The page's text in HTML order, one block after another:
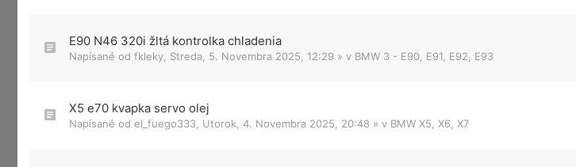
E90 N46 320i žltá kontrolka chladenia
Napísané od fkleky Streda, 5. Novembra 2025, 12:29 » v BMW 3 - E90, E91, E92, E93
X5 e70 kvapka servo olej
Napísané od el_fuego333 Utorok, 4. Novembra 2025, 20:48 » v BMW X5, X6, X7